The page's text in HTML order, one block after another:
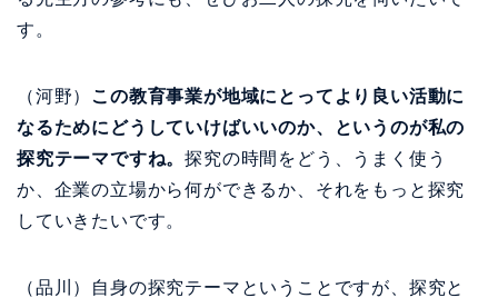
す。
（河野）
この教育事業が地域にとってより良い活動に
なるためにどうしていけばいいのか、というのが私の
探究テーマですね。探究の時間をどう、うまく使う
か、企業の立場から何ができるか、それをもっと探究
していきたいです。
（品川）自身の探究テーマということですが、探究と